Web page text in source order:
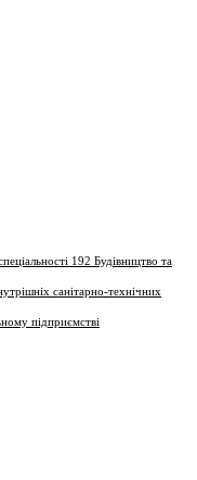
192 Будівництво та
санітарно-технічних
підприємстві